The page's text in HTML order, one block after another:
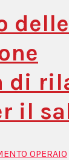
delle
di
il
OPERAIO